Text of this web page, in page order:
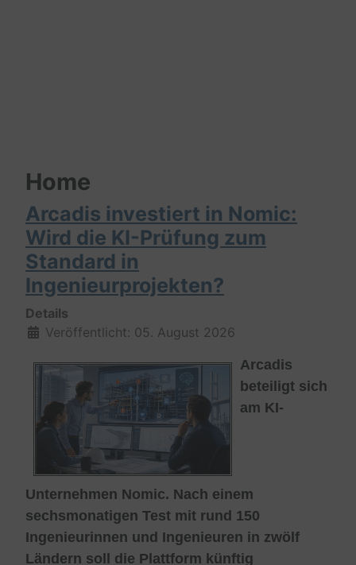
Home
Arcadis investiert in Nomic:
Wird die KI-Prüfung zum
Standard in
Ingenieurprojekten?
Details
Veröffentlicht: 05. August 2026
Arcadis
beteiligt sich
am KI-
Unternehmen Nomic. Nach einem
sechsmonatigen Test mit rund 150
Ingenieurinnen und Ingenieuren in zwölf
Ländern soll die Plattform künftig